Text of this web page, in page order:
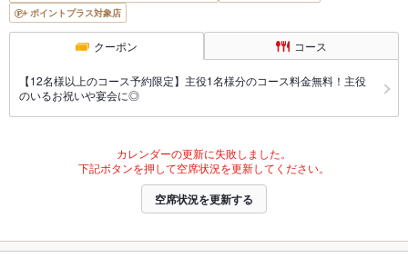
ポイントプラス対象店
クーポン コース
【12名様以上のコース予約限定】主役1名様分のコース料金無料！主役
のいるお祝いや宴会に◎
カレンダーの更新に失敗しました。
下記ボタンを押して空席状況を更新してください。
空席状況を更新する